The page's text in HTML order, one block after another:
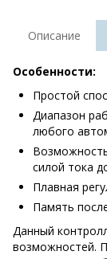
Описание
Особенности:
Простой
Диапазон
любого
силой тока
Плавная
Память
Данный
возможностей.